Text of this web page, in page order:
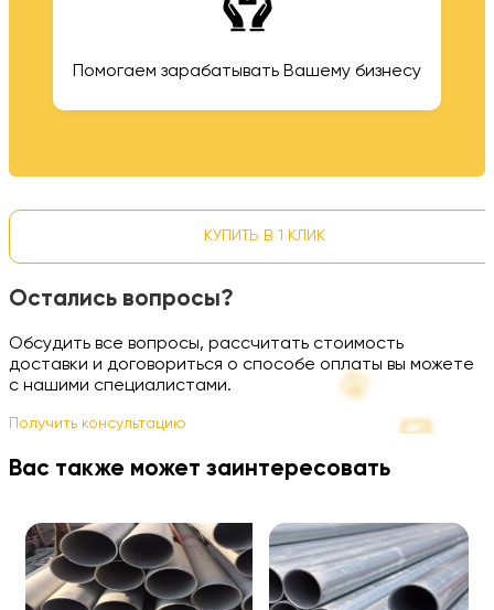
Помогаем зарабатывать Вашему бизнесу
КУПИТЬ В 1 КЛИК
Остались вопросы?
Обсудить все вопросы, рассчитать стоимость
доставки и договориться о способе оплаты вы можете
с нашими специалистами.
Получить консультацию
Вас также может заинтересовать